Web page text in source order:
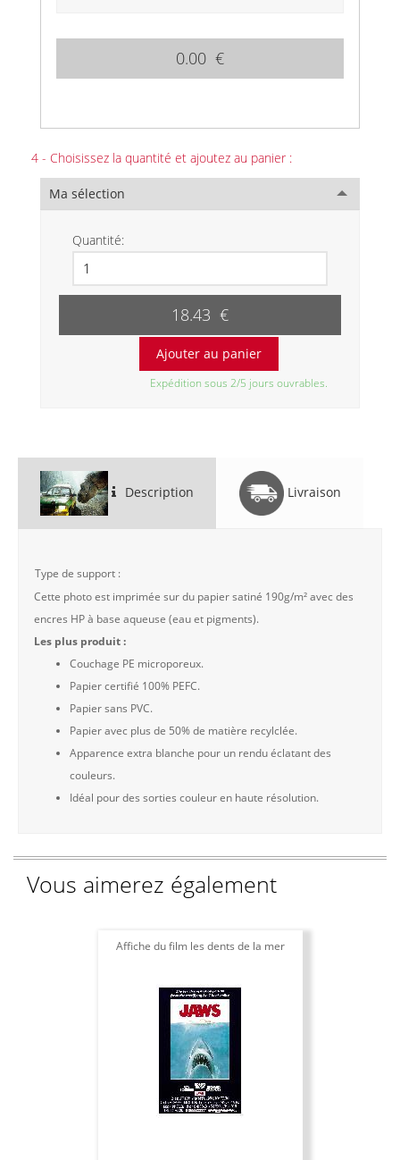
0.00 €
4 - Choisissez la quantité et ajoutez au panier :
Ma sélection
Quantité:
18.43 €
Expédition sous 2/5 jours ouvrables.
Description Livraison
Type de support :
Cette photo est imprimée sur du papier satiné 190g/m² avec des
encres HP à base aqueuse (eau et pigments).
Les plus produit :
Couchage PE microporeux.
Papier certifié 100% PEFC.
Papier sans PVC.
Papier avec plus de 50% de matière recylclée.
Apparence extra blanche pour un rendu éclatant des
couleurs.
Idéal pour des sorties couleur en haute résolution.
Vous aimerez également
Affiche du film les dents de la mer